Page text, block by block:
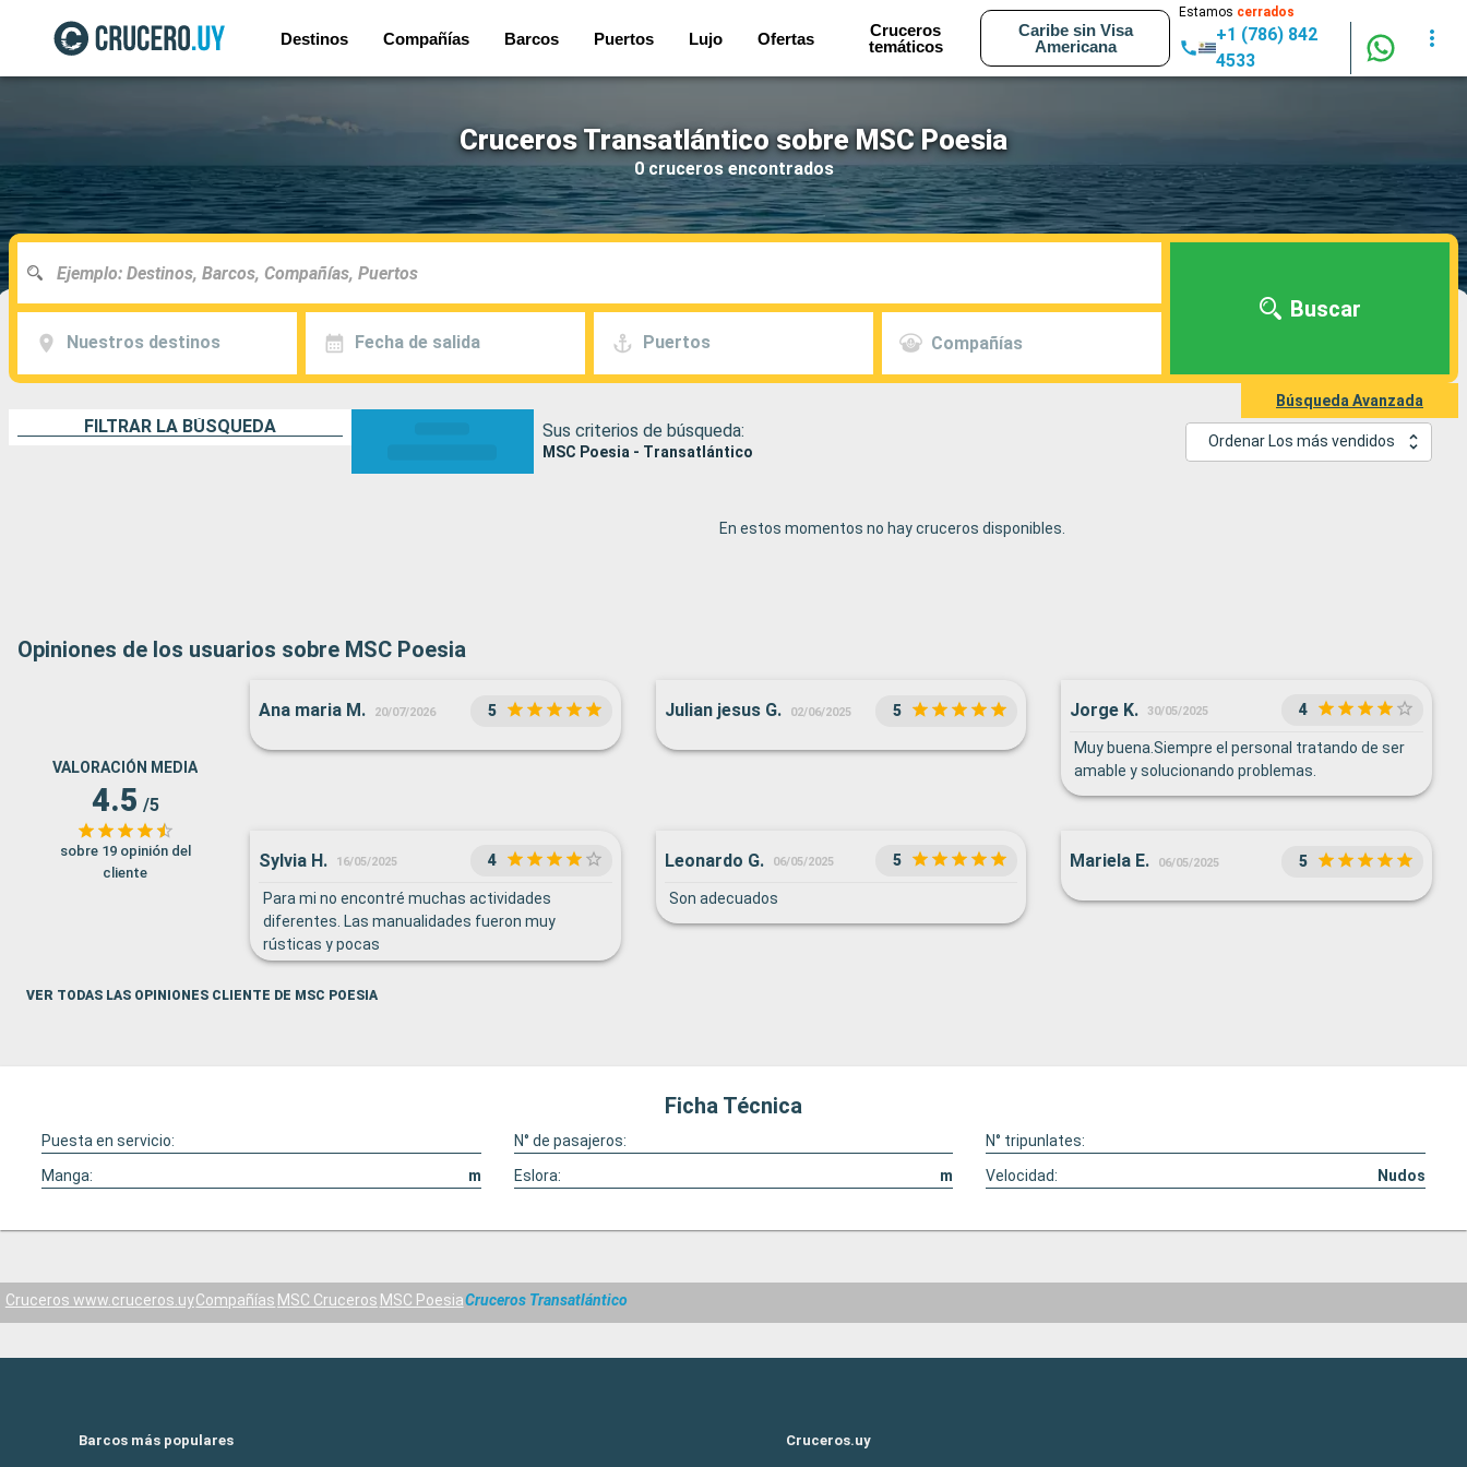
Destinos Compañías Barcos Puertos Lujo Ofertas
Cruceros
temáticos
Caribe sin Visa
Americana
Estamos cerrados
+1 (786) 842
4533
Cruceros Transatlántico sobre MSC Poesia
0 cruceros encontrados
Nuestros destinos Fecha de salida Puertos Compañías
Buscar
Búsqueda Avanzada
FILTRAR LA BÚSQUEDA Sus criterios de búsqueda:
MSC Poesia - Transatlántico
Ordenar Los más vendidos
En estos momentos no hay cruceros disponibles.
Opiniones de los usuarios sobre MSC Poesia
VALORACIÓN MEDIA
4.5 /5
sobre 19 opinión del
cliente
Ana maria M. 20/07/2026 5 Julian jesus G. 02/06/2025 5 Jorge K. 30/05/2025 4
Muy buena.Siempre el personal tratando de ser
amable y solucionando problemas.
Sylvia H. 16/05/2025 4
Para mi no encontré muchas actividades
diferentes. Las manualidades fueron muy
rústicas y pocas
Leonardo G. 06/05/2025 5
Son adecuados
Mariela E. 06/05/2025 5
VER TODAS LAS OPINIONES CLIENTE DE MSC POESIA
Ficha Técnica
Puesta en servicio: N° de pasajeros:
N° tripunlates:
Manga:
m Eslora: m Velocidad: Nudos
Cruceros www.cruceros.uyCompañías MSC Cruceros MSC PoesiaCruceros Transatlántico
Barcos más populares Cruceros.uy